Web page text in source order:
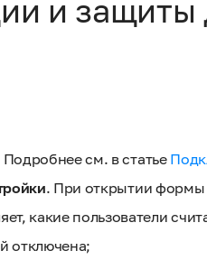
и
см. в статье
. При открытии формы
какие пользователи
отключена;